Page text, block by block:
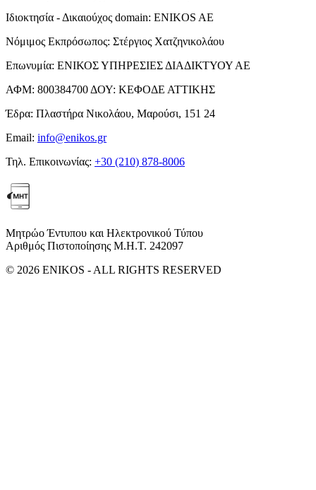
Ιδιοκτησία - Δικαιούχος domain: ENIKOS AE
Νόμιμος Εκπρόσωπος: Στέργιος Χατζηνικολάου
Επωνυμία: ΕΝΙΚΟΣ ΥΠΗΡΕΣΙΕΣ ΔΙΑΔΙΚΤΥΟΥ ΑΕ
ΑΦΜ: 800384700 ΔΟΥ: ΚΕΦΟΔΕ ΑΤΤΙΚΗΣ
Έδρα: Πλαστήρα Νικολάου, Μαρούσι, 151 24
Email: info@enikos.gr
Τηλ. Επικοινωνίας: +30 (210) 878-8006
Μητρώο Έντυπου και Ηλεκτρονικού Τύπου
Αριθμός Πιστοποίησης Μ.Η.Τ. 242097
© 2026 ENIKOS - ALL RIGHTS RESERVED